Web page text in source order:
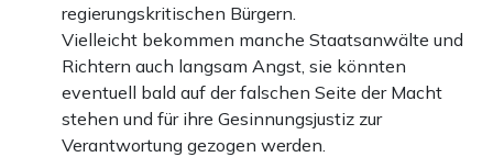
regierungskritischen Bürgern.
Vielleicht bekommen manche Staatsanwälte und
Richtern auch langsam Angst, sie könnten
eventuell bald auf der falschen Seite der Macht
stehen und für ihre Gesinnungsjustiz zur
Verantwortung gezogen werden.